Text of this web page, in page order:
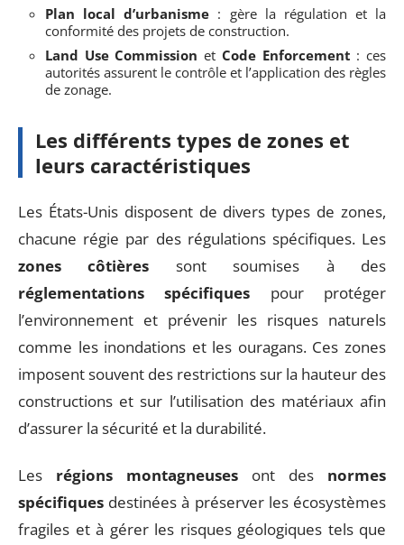
Plan local d’urbanisme : gère la régulation et la
conformité des projets de construction.
Land Use Commission et Code Enforcement : ces
autorités assurent le contrôle et l’application des règles
de zonage.
Les différents types de zones et
leurs caractéristiques
Les États-Unis disposent de divers types de zones,
chacune régie par des régulations spécifiques. Les
zones côtières sont soumises à des
réglementations spécifiques pour protéger
l’environnement et prévenir les risques naturels
comme les inondations et les ouragans. Ces zones
imposent souvent des restrictions sur la hauteur des
constructions et sur l’utilisation des matériaux afin
d’assurer la sécurité et la durabilité.
Les régions montagneuses ont des normes
spécifiques destinées à préserver les écosystèmes
fragiles et à gérer les risques géologiques tels que